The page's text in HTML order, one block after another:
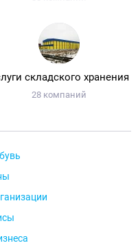
складского хранения
28 компаний